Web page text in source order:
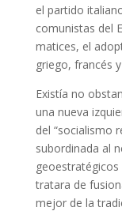
el partido
comunistas del
matices, el
griego, francés
Existía no
una nueva
del “socialismo
subordinada al
geoestratégicos
tratara de
mejor de la